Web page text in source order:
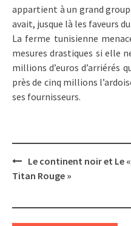
appartient à un grand
avait, jusque là les faveurs
La ferme tunisienne
mesures drastiques si elle
millions d’euros d’arriérés
près de cinq millions
ses fournisseurs.
Post
navigation
Le continent noir et Le «
Titan Rouge »